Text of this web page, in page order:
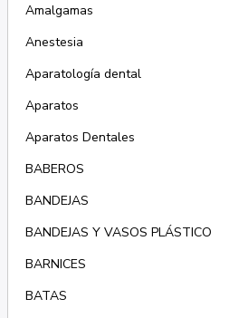
Amalgamas
Anestesia
Aparatología dental
Aparatos
Aparatos Dentales
BABEROS
BANDEJAS
BANDEJAS Y VASOS PLÁSTICO
BARNICES
BATAS